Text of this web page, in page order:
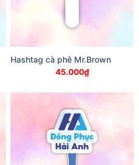
Hashtag cà phê Mr.Brown
45.000₫